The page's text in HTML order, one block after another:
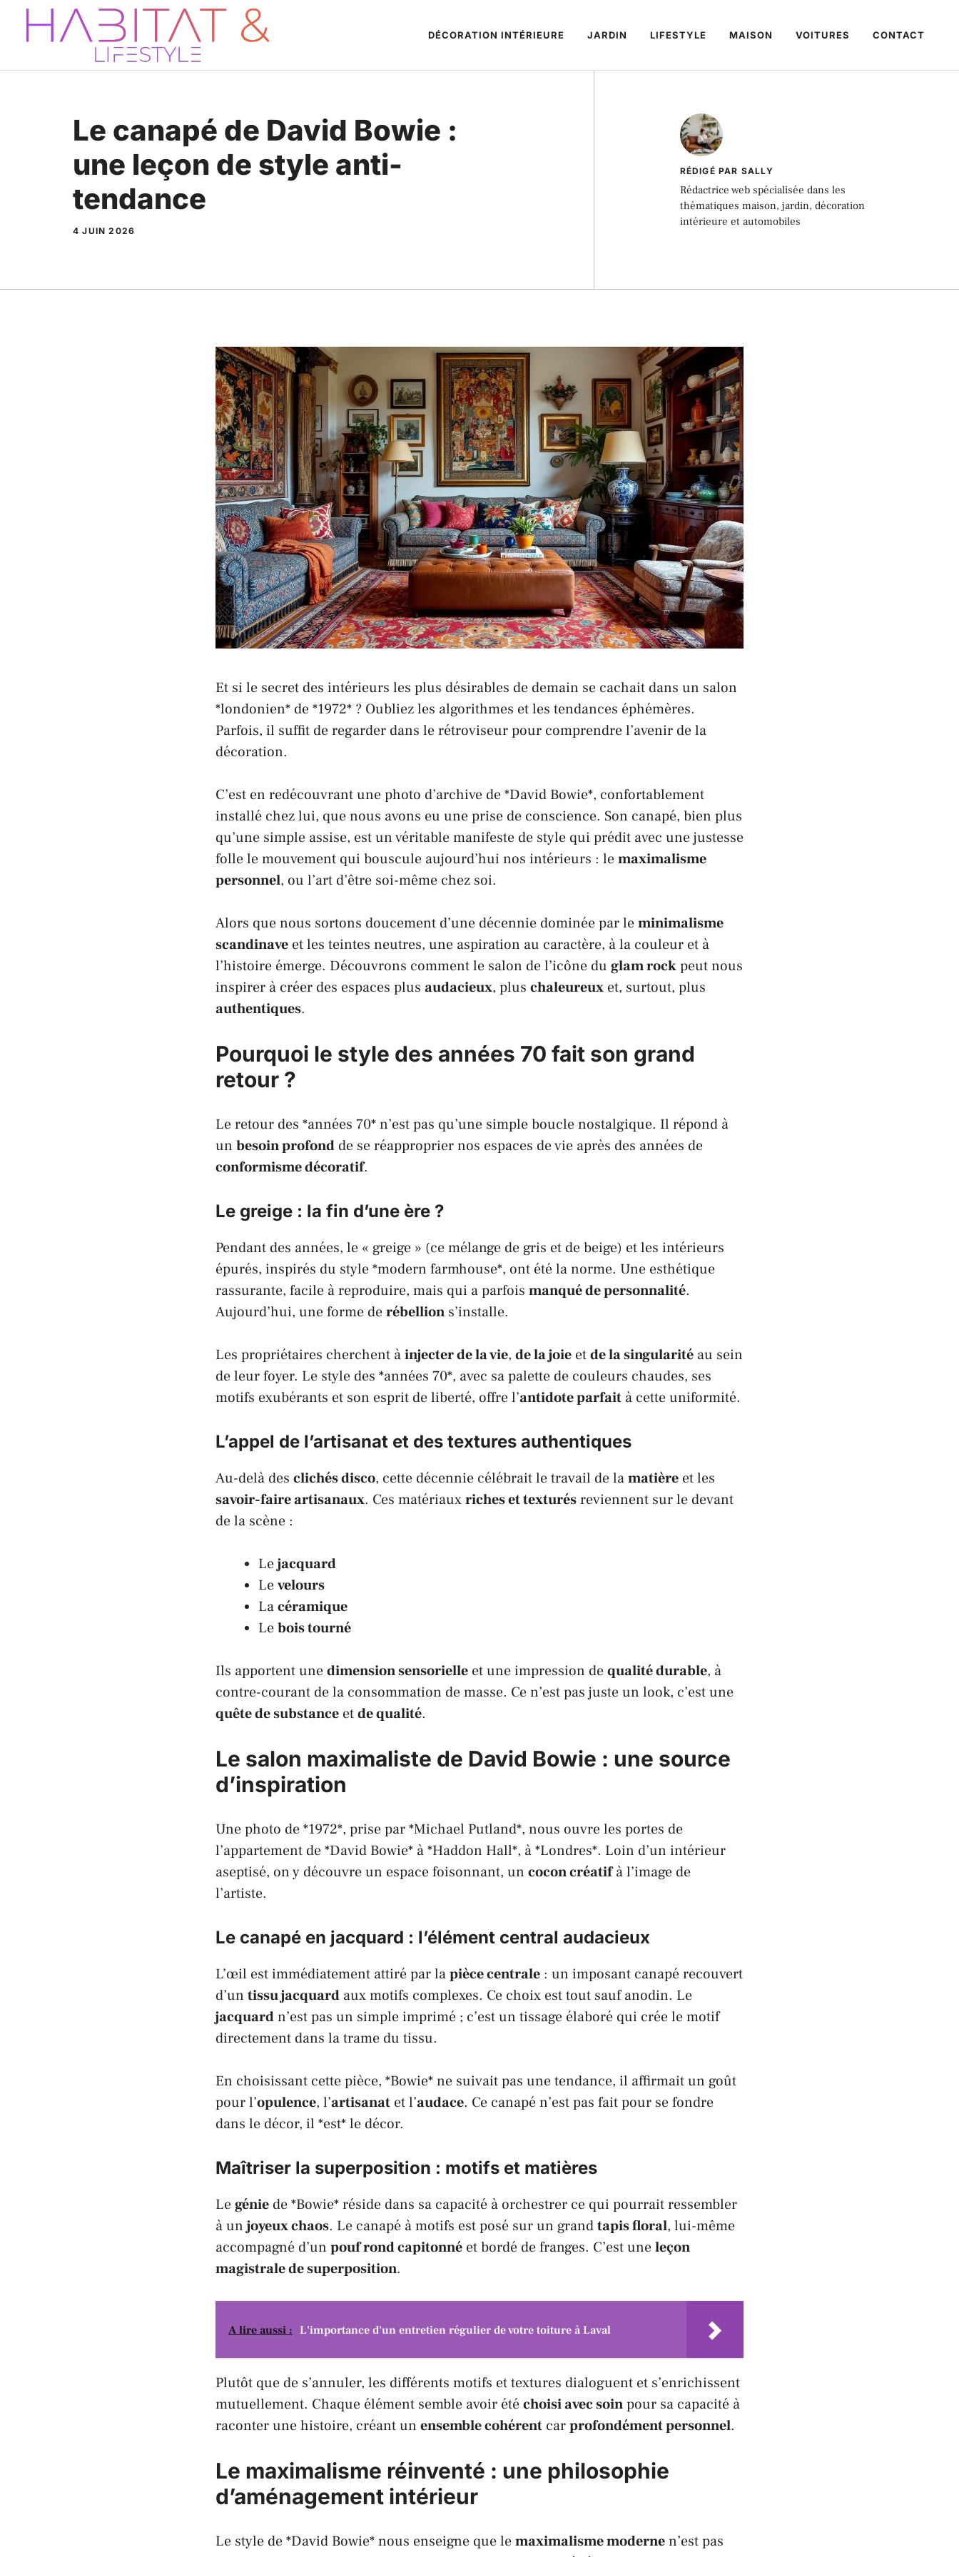
Aller
DÉCORATION INTÉRIEURE JARDIN LIFESTYLE MAISON VOITURES CONTACT
Le canapé de David Bowie :
une leçon de style anti-
tendance
4 JUIN 2026
RÉDIGÉ PAR SALLY
Rédactrice web spécialisée dans les
thématiques maison, jardin, décoration
intérieure et automobiles
Et si le secret des intérieurs les plus désirables de demain se cachait dans un salon
*londonien* de *1972* ? Oubliez les algorithmes et les tendances éphémères.
Parfois, il suffit de regarder dans le rétroviseur pour comprendre l’avenir de la
décoration.
C’est en redécouvrant une photo d’archive de *David Bowie*, confortablement
installé chez lui, que nous avons eu une prise de conscience. Son canapé, bien plus
qu’une simple assise, est un véritable manifeste de style qui prédit avec une justesse
folle le mouvement qui bouscule aujourd’hui nos intérieurs : lemaximalisme
personnel, ou l’art d’être soi-même chez soi.
Alors que nous sortons doucement d’une décennie dominée par leminimalisme
scandinave et les teintes neutres, une aspiration au caractère, à la couleur et à
l’histoire émerge. Découvrons comment le salon de l’icône du glam rockpeut nous
inspirer à créer des espaces plus audacieux, plus chaleureux et, surtout, plus
authentiques.
Pourquoi le style des années 70 fait son grand
retour ?
Le retour des *années 70* n’est pas qu’une simple boucle nostalgique. Il répond à
un besoin profond de se réapproprier nos espaces de vie après des années de
conformisme décoratif.
Le greige : la fin d’une ère ?
Pendant des années, le « greige » (ce mélange de gris et de beige) et les intérieurs
épurés, inspirés du style *modern farmhouse*, ont été la norme. Une esthétique
rassurante, facile à reproduire, mais qui a parfois manqué de personnalité.
Aujourd’hui, une forme derébellion s’installe.
Les propriétaires cherchent àinjecter de la vie, de la joie etde la singularité au sein
de leur foyer. Le style des *années 70*, avec sa palette de couleurs chaudes, ses
motifs exubérants et son esprit de liberté, offre l’antidote parfait à cette uniformité.
L’appel de l’artisanat et des textures authentiques
Au-delà des clichés disco, cette décennie célébrait le travail de lamatière et les
savoir-faire artisanaux. Ces matériauxriches et texturésreviennent sur le devant
de la scène :
Lejacquard
Levelours
Lacéramique
Lebois tourné
Ils apportent unedimension sensorielle et une impression dequalité durable, à
contre-courant de la consommation de masse. Ce n’est pas juste un look, c’est une
quête de substance etde qualité.
Le salon maximaliste de David Bowie : une source
d’inspiration
Une photo de *1972*, prise par *Michael Putland*, nous ouvre les portes de
l’appartement de *David Bowie* à *Haddon Hall*, à *Londres*. Loin d’un intérieur
aseptisé, on y découvre un espace foisonnant, un cocon créatifà l’image de
l’artiste.
Le canapé en jacquard : l’élément central audacieux
L’œil est immédiatement attiré par lapièce centrale : un imposant canapé recouvert
d’un tissu jacquard aux motifs complexes. Ce choix est tout sauf anodin. Le
jacquardn’est pas un simple imprimé ; c’est un tissage élaboré qui crée le motif
directement dans la trame du tissu.
En choisissant cette pièce, *Bowie* ne suivait pas une tendance, il affirmait un goût
pour l’opulence, l’artisanat et l’audace. Ce canapé n’est pas fait pour se fondre
dans le décor, il *est* le décor.
Maîtriser la superposition : motifs et matières
Legénie de *Bowie* réside dans sa capacité à orchestrer ce qui pourrait ressembler
à un joyeux chaos. Le canapé à motifs est posé sur un grandtapis floral, lui-même
accompagné d’un pouf rond capitonné et bordé de franges. C’est uneleçon
magistrale de superposition.
A lire aussi : L'importance d'un entretien régulier de votre toiture à Laval
Plutôt que de s’annuler, les différents motifs et textures dialoguent et s’enrichissent
mutuellement. Chaque élément semble avoir étéchoisi avec soinpour sa capacité à
raconter une histoire, créant un ensemble cohérent carprofondément personnel.
Le maximalisme réinventé : une philosophie
d’aménagement intérieur
Le style de *David Bowie* nous enseigne que lemaximalisme modernen’est pas